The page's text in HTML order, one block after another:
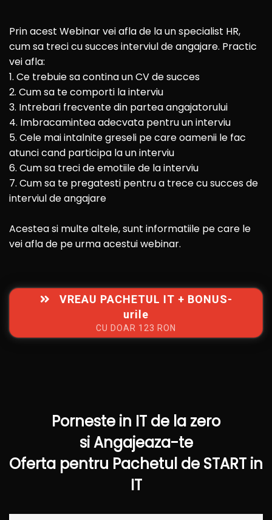
Prin acest Webinar vei afla de la un specialist HR,
cum sa treci cu succes interviul de angajare. Practic
vei afla:
1. Ce trebuie sa contina un CV de succes
2. Cum sa te comporti la interviu
3. Intrebari frecvente din partea angajatorului
4. Imbracamintea adecvata pentru un interviu
5. Cele mai intalnite greseli pe care oamenii le fac
atunci cand participa la un interviu
6. Cum sa treci de emotiile de la interviu
7. Cum sa te pregatesti pentru a trece cu succes de
interviul de angajare
Acestea si multe altele, sunt informatiile pe care le
vei afla de pe urma acestui webinar.
VREAU PACHETUL IT + BONUS-
urile
CU DOAR 123 RON
Porneste in IT de la zero
si Angajeaza-te
Oferta pentru Pachetul de START in
IT